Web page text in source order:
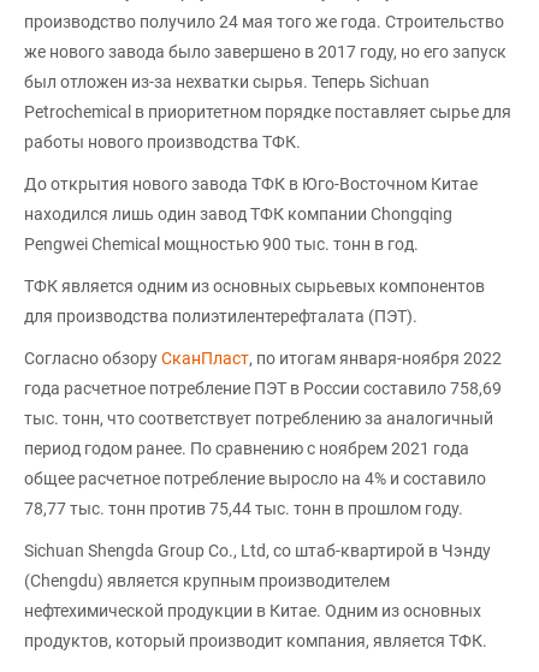
производство получило 24 мая того же года. Строительство
же нового завода было завершено в 2017 году, но его запуск
был отложен из-за нехватки сырья. Теперь Sichuan
Petrochemical в приоритетном порядке поставляет сырье для
работы нового производства ТФК.
До открытия нового завода ТФК в Юго-Восточном Китае
находился лишь один завод ТФК компании Chongqing
Pengwei Chemical мощностью 900 тыс. тонн в год.
ТФК является одним из основных сырьевых компонентов
для производства полиэтилентерефталата (ПЭТ).
Согласно обзоруСканПласт, по итогам января-ноября 2022
года расчетное потребление ПЭТ в России составило 758,69
тыс. тонн, что соответствует потреблению за аналогичный
период годом ранее. По сравнению с ноябрем 2021 года
общее расчетное потребление выросло на 4% и составило
78,77 тыс. тонн против 75,44 тыс. тонн в прошлом году.
Sichuan Shengda Group Co., Ltd, со штаб-квартирой в Чэнду
(Chengdu) является крупным производителем
нефтехимической продукции в Китае. Одним из основных
продуктов, который производит компания, является ТФК.